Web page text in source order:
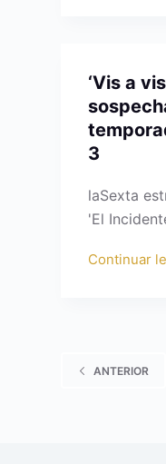
‘Vis a
3
laSexta
'El
Continuar
ANTERIOR